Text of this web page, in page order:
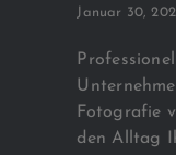
Januar 30,
Fotografie
den Alltag